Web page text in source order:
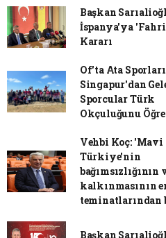
Başkan
İspanya'ya
Kararı
Of'ta Ata
Singapur'dan
Sporcular Türk
Okçuluğunu
Vehbi Koç: 'Mavi
Türkiye'nin
bağımsızlığının
kalkınmasının
Başkan